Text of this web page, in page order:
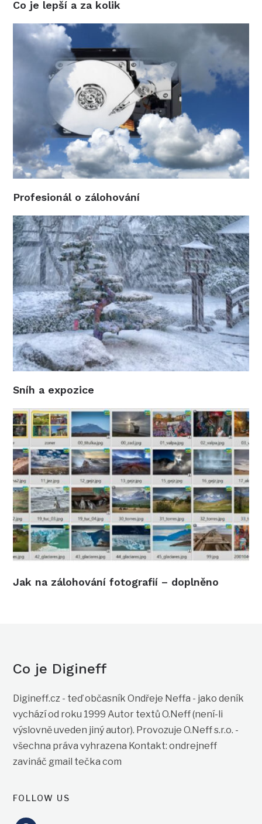
Co je lepší a za kolik
Profesionál o zálohování
Sníh a expozice
Jak na zálohování fotografií – doplněno
Co je Digineff
Digineff.cz - teď občasník Ondřeje Neffa - jako deník
vychází od roku 1999 Autor textů O.Neff (není-li
výslovně uveden jiný autor). Provozuje O.Neff s.r.o. -
všechna práva vyhrazena Kontakt: ondrejneff
zavináč gmail tečka com
FOLLOW US